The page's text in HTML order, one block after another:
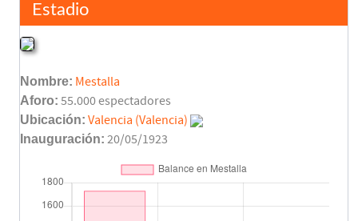
Estadio
Nombre: Mestalla
Aforo: 55.000 espectadores
Ubicación: Valencia (Valencia)
Inauguración: 20/05/1923